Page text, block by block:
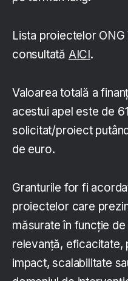
Lista proiectelor
consultată AICI.
Valoarea totală a
acestui apel este de
solicitat/proiect
de euro.
Granturile for fi
proiectelor care
măsurate în funcție
relevanță, eficacitate,
impact, scalabilitate